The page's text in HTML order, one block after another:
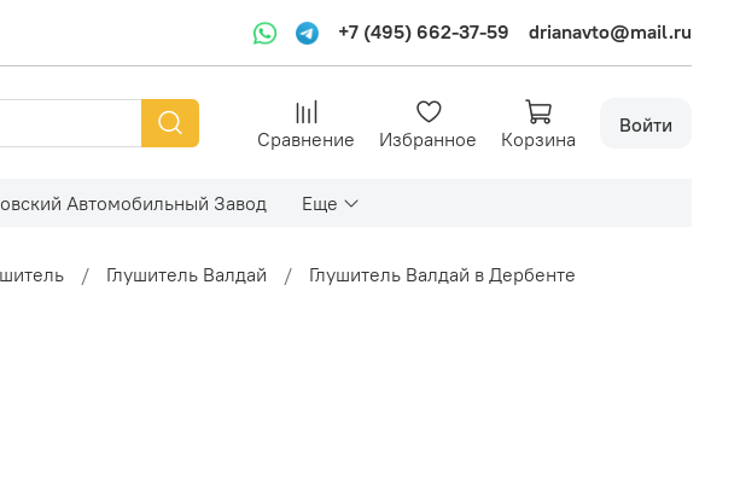
+7 (495) 662-37-59 drianavto@mail.ru
Сравнение Избранное Корзина
Войти
Автомобильный Завод Еще
Глушитель Валдай Глушитель Валдай в Дербенте